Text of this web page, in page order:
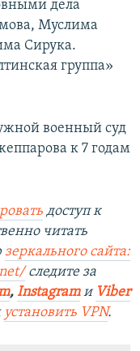
дела
Муслима
Сирука.
группа»
военный суд
к 7 годам
доступ к
читать
зеркального сайта:
следите за
, Instagramи Viber
установить VPN.